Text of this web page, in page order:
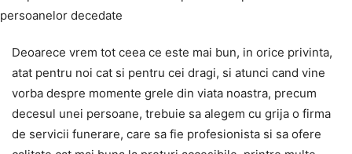
Deoarece vrem tot ceea ce este mai bun, in orice privinta,
atat pentru noi cat si pentru cei dragi, si atunci cand vine
vorba despre momente grele din viata noastra, precum
decesul unei persoane, trebuie sa alegem cu grija o firma
de servicii funerare, care sa fie profesionista si sa ofere